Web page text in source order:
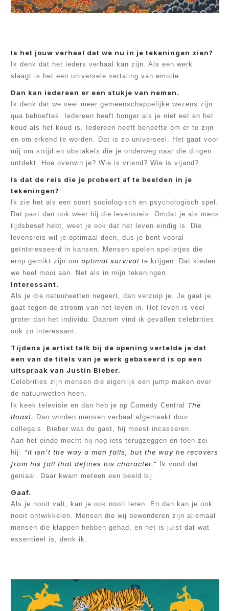
Is het jouw verhaal dat we nu in je tekeningen zien?
Ik denk dat het ieders verhaal kan zijn. Als een werk
slaagt is het een universele vertaling van emotie.
Dan kan iedereen er een stukje van nemen.
Ik denk dat we veel meer gemeenschappelijke wezens zijn
qua behoeftes. Iedereen heeft honger als je niet eet en het
koud als het koud is. Iedereen heeft behoefte om er te zijn
en om erkend te worden. Dat is zo universeel. Het gaat voor
mij om strijd en obstakels die je onderweg naar die dingen
ontdekt. Hoe overwin je? Wie is vriend? Wie is vijand?
Is dat de reis die je probeert af te beelden in je
tekeningen?
Ik zie het als een soort sociologisch en psychologisch spel.
Dat past dan ook weer bij die levensreis. Omdat je als mens
tijdsbesef hebt, weet je ook dat het leven eindig is. Die
levensreis wil je optimaal doen, dus je bent vooral
geïnteresseerd in kansen. Mensen spelen spelletjes die
erop gemikt zijn om optimal survival te krijgen. Dat kleden
we heel mooi aan. Net als in mijn tekeningen.
Interessant.
Als je die natuurwetten negeert, dan verzuip je. Je gaat je
gaat tegen de stroom van het leven in. Het leven is veel
groter dan het individu. Daarom vind ik gevallen celebrities
ook zo interessant.
Tijdens je artist talk bij de opening vertelde je dat
een van de titels van je werk gebaseerd is op een
uitspraak van Justin Bieber.
Celebrities zijn mensen die eigenlijk een jump maken over
de natuurwetten heen.
Ik keek televisie en dan heb je op Comedy Central The
Roast.
Dan worden mensen verbaal afgemaakt door
collega’s. Bieber was de gast, hij moest incasseren.
Aan het einde mocht hij nog iets terugzeggen en toen zei
hij: “It isn’t the way a man falls, but the way he recovers
from his fall that defines his character.” Ik vond dat
geniaal. Daar kwam meteen een beeld bij.
Gaaf.
Als je nooit valt, kan je ook nooit leren. En dan kan je ook
nooit ontwikkelen. Mensen die wij bewonderen zijn allemaal
mensen die klappen hebben gehad, en het is juist dat wat
essentieel is, denk ik.